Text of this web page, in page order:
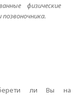
физические
позвоночника.
берети ли Вы на